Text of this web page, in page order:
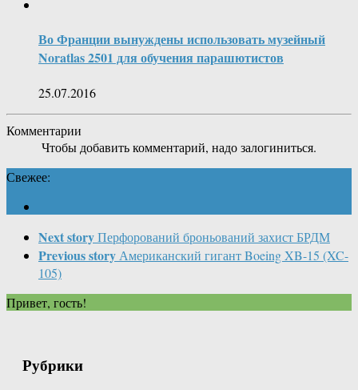
Во Франции вынуждены использовать музейный
Noratlas 2501 для обучения парашютистов
25.07.2016
Комментарии
Чтобы добавить комментарий, надо залогиниться.
Свежее:
Next storyПерфорований броньований захист БРДМ
Previous story Американский гигант Boeing XB-15 (XC-
105)
Привет, гость!
Рубрики